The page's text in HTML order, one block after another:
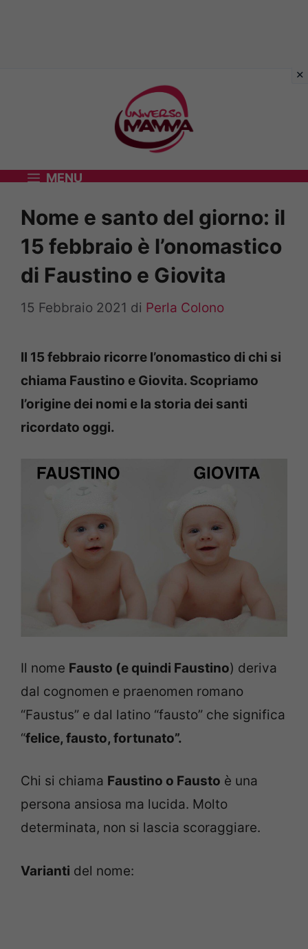
MENU
Nome e santo del giorno: il
15 febbraio è l’onomastico
di Faustino e Giovita
15 Febbraio 2021 di Perla Colono
Il 15 febbraio ricorre l’onomastico di chi si
chiama Faustino e Giovita. Scopriamo
l’origine dei nomi e la storia dei santi
ricordato oggi.
Il nome Fausto (e quindi Faustino) deriva
dal cognomen e praenomen romano
“Faustus” e dal latino “fausto” che significa
“felice, fausto, fortunato”.
Chi si chiama Faustino o Fausto è una
persona ansiosa ma lucida. Molto
determinata, non si lascia scoraggiare.
Varianti del nome: